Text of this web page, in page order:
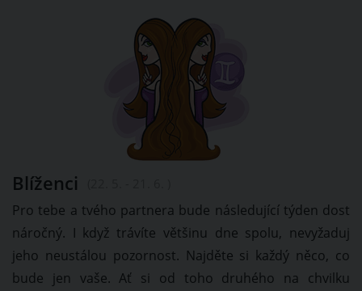
Blíženci
Pro tebe a tvého partnera bude následující týden dost
náročný. I když trávíte většinu dne spolu, nevyžaduj
jeho neustálou pozornost. Najděte si každý něco, co
bude jen vaše. Ať si od toho druhého na chvilku